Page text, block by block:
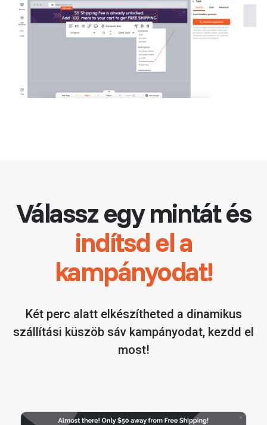
Válassz egy mintát és
indítsd el a
kampányodat!
Két perc alatt elkészítheted a dinamikus
szállítási küszöb sáv kampányodat, kezdd el
most!